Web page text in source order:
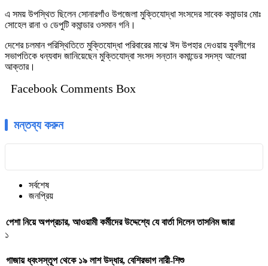
এ সময় উপস্থিত ছিলেন সোনারগাঁও উপজেলা মুক্তিযোদ্ধা সংসদের সাবেক কমান্ডার মোঃ
সোহেল রানা ও ডেপুটি কমান্ডার ওসমান গনি।
দেশের চলমান পরিস্থিতিতে মুক্তিযোদ্ধা পরিবারের মাঝে ঈদ উপহার দেওয়ায় যুবলীগের
সভাপতিকে ধন্যবাদ জানিয়েছেন মুক্তিযোদ্বা সংসদ সন্তান কমান্ডের সদস্য আলেয়া
আক্তার।
Facebook Comments Box
মন্তব্য করুন
সর্বশেষ
জনপ্রিয়
পেশা নিয়ে অপপ্রচার, আওয়ামী কর্মীদের উদ্দেশ্যে যে বার্তা দিলেন তাসনিম জারা
১
গাজায় ধ্বংসস্তূপ থেকে ১৯ লাশ উদ্ধার, বেশিরভাগ নারী-শিশু